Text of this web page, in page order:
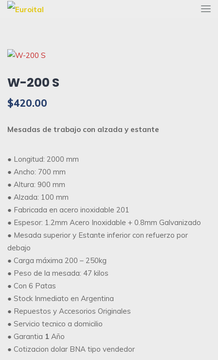
W-200 S
$420.00
Mesadas de trabajo con alzada y estante
● Longitud: 2000 mm
● Ancho: 700 mm
● Altura: 900 mm
● Alzada: 100 mm
● Fabricada en acero inoxidable 201
● Espesor: 1.2mm Acero Inoxidable + 0.8mm Galvanizado
● Mesada superior y Estante inferior con refuerzo por
debajo
● Carga máxima 200 – 250kg
● Peso de la mesada: 47 kilos
● Con 6 Patas
● Stock Inmediato en Argentina
● Repuestos y Accesorios Originales
● Servicio tecnico a domicilio
● Garantia 1 Año
● Cotizacion dolar BNA tipo vendedor